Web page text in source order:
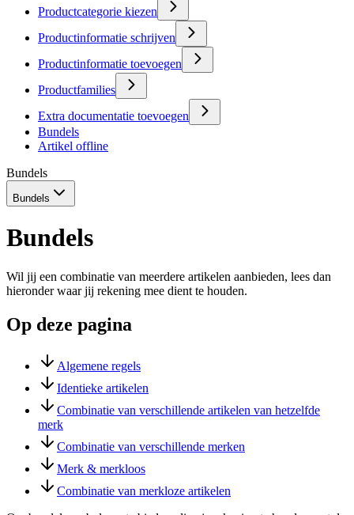
Productcategorie kiezen
Productinformatie schrijven
Productinformatie toevoegen
Productfamilies
Extra documentatie toevoegen
Bundels
Artikel offline
Bundels
Bundels
Bundels
Wil jij een combinatie van meerdere artikelen aanbieden, lees dan
hieronder waar jij rekening mee dient te houden.
Op deze pagina
Algemene regels
Identieke artikelen
Combinatie van verschillende artikelen van hetzelfde
merk
Combinatie van verschillende merken
Merk & merkloos
Combinatie van merkloze artikelen